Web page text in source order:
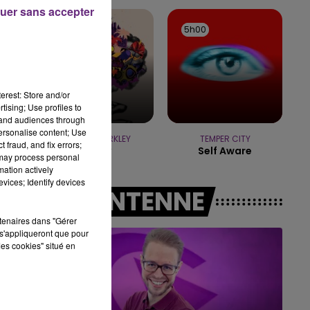
10h00 - 14h00
LE TICKET DE CAISSE
GNARLS BARKLEY
5h00
5h00
TEMPER CITY
Self Aware
A L'ANTENNE
Store and/or
Use profiles to
audiences through
content; Use
fraud, and fix errors;
process personal
actively
Identify devices
dans "Gérer
que pour
cookies" situé en
sans accepter